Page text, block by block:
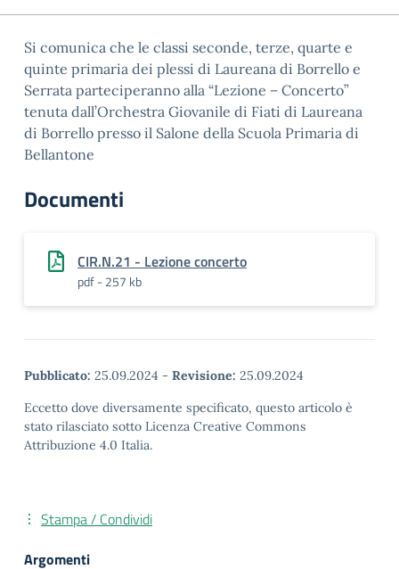
Si comunica che le classi seconde, terze, quarte e
quinte primaria dei plessi di Laureana di Borrello e
Serrata parteciperanno alla “Lezione – Concerto”
tenuta dall’Orchestra Giovanile di Fiati di Laureana
di Borrello presso il Salone della Scuola Primaria di
Bellantone
Documenti
CIR.N.21 - Lezione concerto
pdf - 257 kb
Pubblicato: 25.09.2024 - Revisione: 25.09.2024
Eccetto dove diversamente specificato, questo articolo è
stato rilasciato sotto Licenza Creative Commons
Attribuzione 4.0 Italia.
Stampa / Condividi
Argomenti